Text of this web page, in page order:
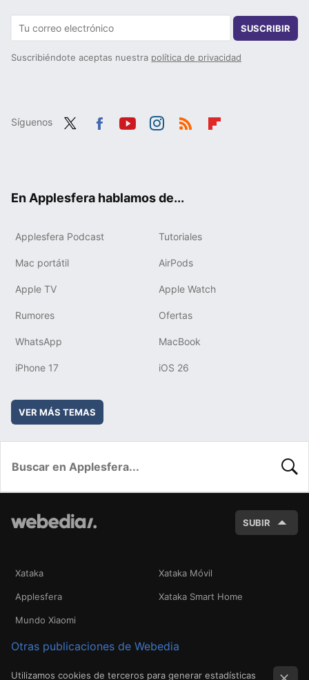
SUSCRIBIR
Suscribiéndote aceptas nuestra política de privacidad
Síguenos
En Applesfera hablamos de...
Applesfera Podcast Tutoriales
Mac portátil AirPods
Apple TV Apple Watch
Rumores Ofertas
WhatsApp MacBook
iPhone 17 iOS 26
VER MÁS TEMAS
SUBIR
Xataka Xataka Móvil
Applesfera Xataka Smart Home
Mundo Xiaomi
Otras publicaciones de Webedia
Utilizamos cookies de terceros para generar estadísticas